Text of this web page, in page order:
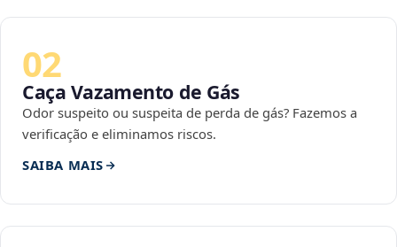
02
Caça Vazamento de Gás
Odor suspeito ou suspeita de perda de gás? Fazemos a
verificação e eliminamos riscos.
SAIBA MAIS